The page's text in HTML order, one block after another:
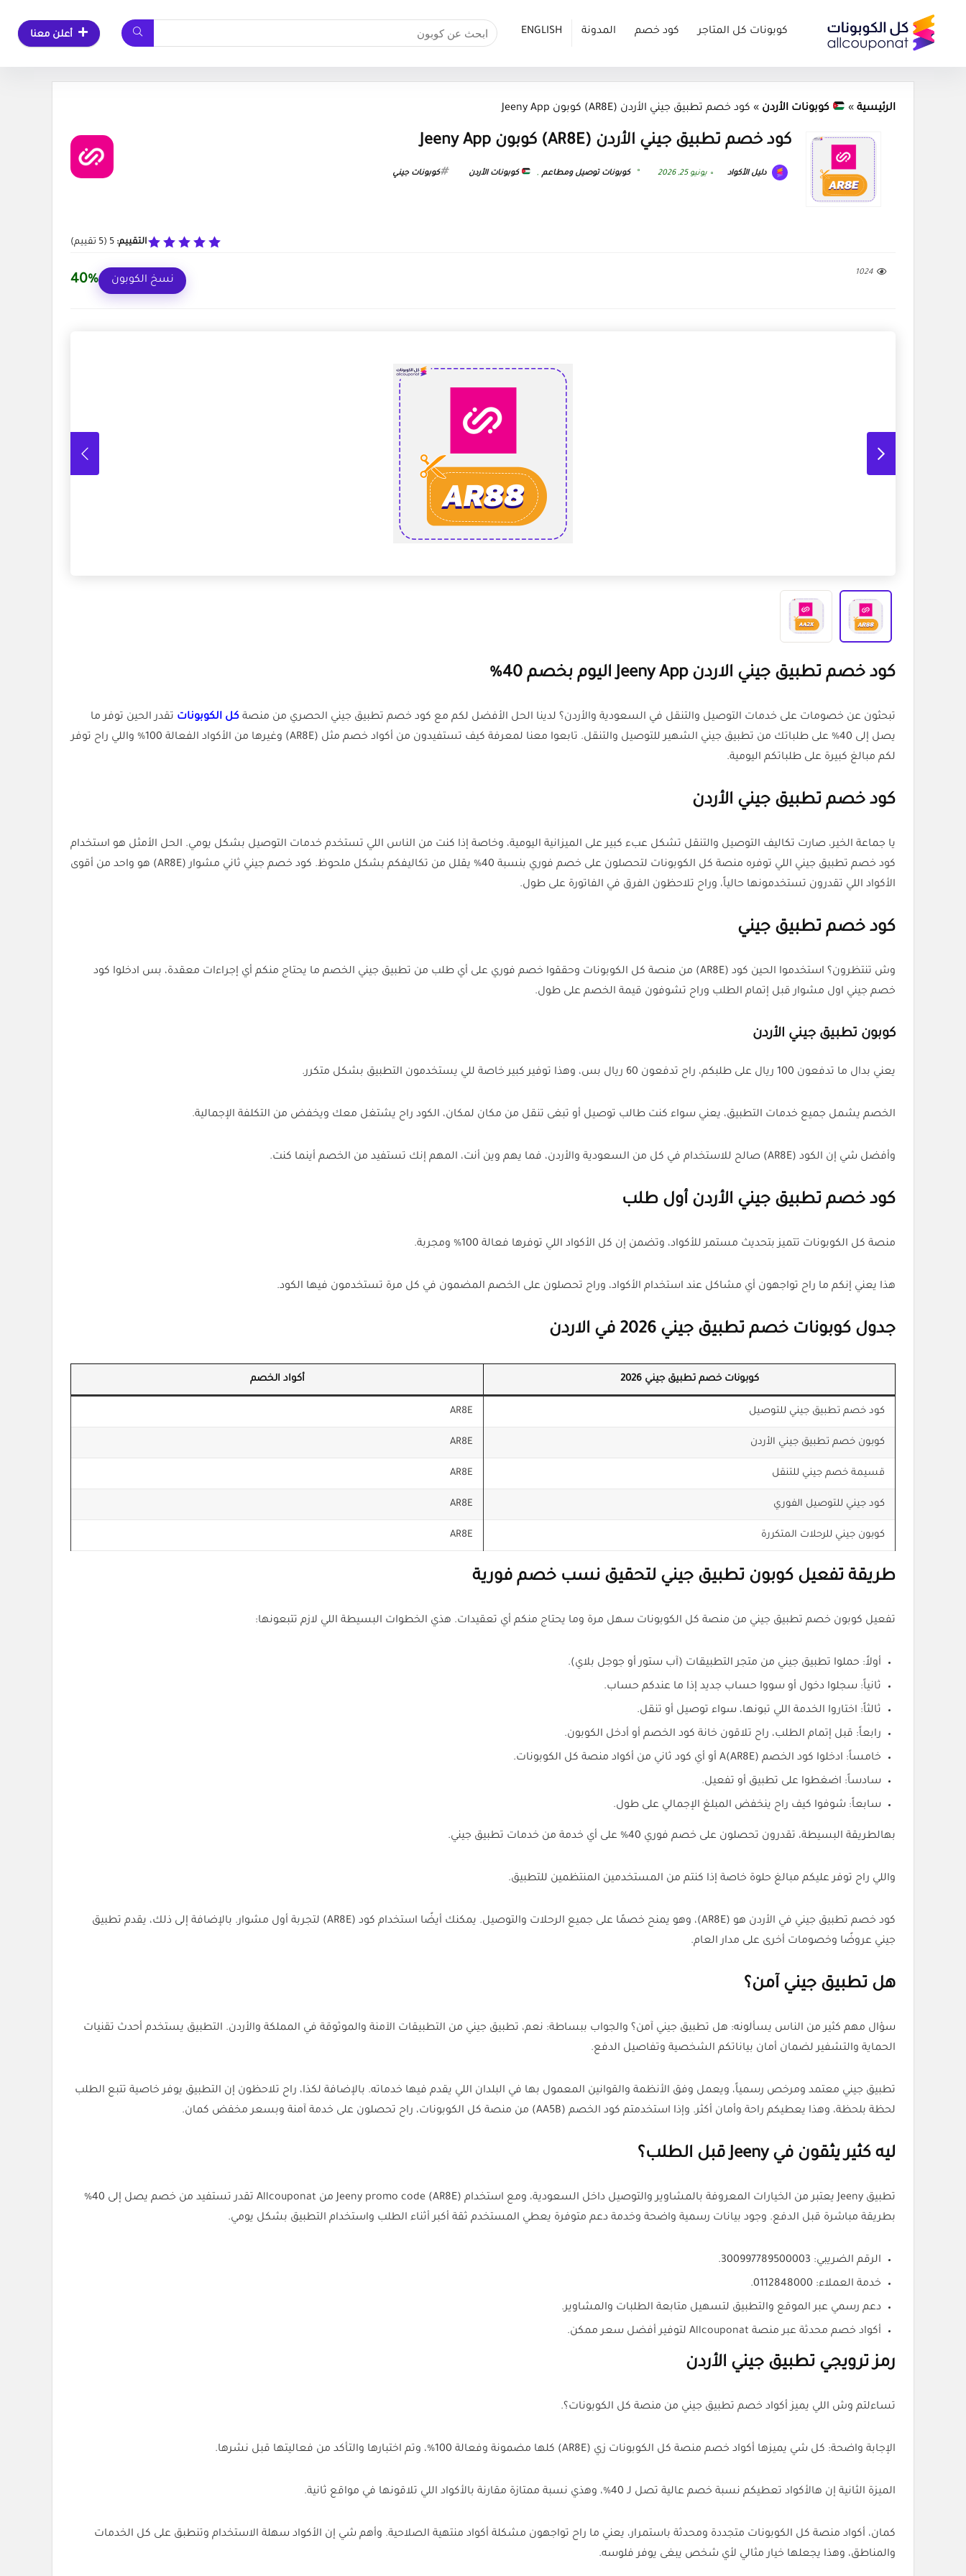
كوبونات كل المتاجر كود خصم المدونة ENGLISH أعلن معنا
الرئيسية » كوبونات الأردن » كود خصم تطبيق جيني الأردن (AR8E) كوبون Jeeny App
كود خصم تطبيق جيني الأردن (AR8E) كوبون Jeeny App
دليل الأكواد يونيو 25, 2026 كوبونات توصيل ومطاعم , كوبونات الأردن كوبونات جيني
التقييم: 5
(
5 تقييم)
1024
40% نسخ الكوبون
كود خصم تطبيق جيني الاردن Jeeny App اليوم بخصم 40%
تبحثون عن خصومات على خدمات التوصيل والتنقل في السعودية والأردن؟ لدينا الحل الأفضل لكم مع كود خصم تطبيق جيني الحصري من منصة كل الكوبونات تقدر الحين توفر ما
يصل إلى 40% على طلباتك من تطبيق جيني الشهير للتوصيل والتنقل. تابعوا معنا لمعرفة كيف تستفيدون من أكواد خصم مثل (AR8E) وغيرها من الأكواد الفعالة 100% واللي راح توفر
لكم مبالغ كبيرة على طلباتكم اليومية.
كود خصم تطبيق جيني الأردن
يا جماعة الخير، صارت تكاليف التوصيل والتنقل تشكل عبء كبير على الميزانية اليومية، وخاصة إذا كنت من الناس اللي تستخدم خدمات التوصيل بشكل يومي. الحل الأمثل هو استخدام
كود خصم تطبيق جيني اللي توفره منصة كل الكوبونات لتحصلون على خصم فوري بنسبة 40% يقلل من تكاليفكم بشكل ملحوظ. كود خصم جيني ثاني مشوار (AR8E) هو واحد من أقوى
الأكواد اللي تقدرون تستخدمونها حالياً، وراح تلاحظون الفرق في الفاتورة على طول.
كود خصم تطبيق جيني
وش تنتظرون؟ استخدموا الحين كود (AR8E) من منصة كل الكوبونات وحققوا خصم فوري على أي طلب من تطبيق جيني الخصم ما يحتاج منكم أي إجراءات معقدة، بس ادخلوا كود
خصم جيني اول مشوار قبل إتمام الطلب وراح تشوفون قيمة الخصم على طول.
كوبون تطبيق جيني الأردن
يعني بدال ما تدفعون 100 ريال على طلبكم، راح تدفعون 60 ريال بس، وهذا توفير كبير خاصة للي يستخدمون التطبيق بشكل متكرر.
الخصم يشمل جميع خدمات التطبيق، يعني سواء كنت طالب توصيل أو تبغى تنقل من مكان لمكان، الكود راح يشتغل معك ويخفض من التكلفة الإجمالية.
وأفضل شي إن الكود (AR8E) صالح للاستخدام في كل من السعودية والأردن، فما يهم وين أنت، المهم إنك تستفيد من الخصم أينما كنت.
كود خصم تطبيق جيني الأردن أول طلب
منصة كل الكوبونات تتميز بتحديث مستمر للأكواد، وتضمن إن كل الأكواد اللي توفرها فعالة 100% ومجربة.
هذا يعني إنكم ما راح تواجهون أي مشاكل عند استخدام الأكواد، وراح تحصلون على الخصم المضمون في كل مرة تستخدمون فيها الكود.
جدول كوبونات خصم تطبيق جيني 2026 في الاردن
كوبونات خصم تطبيق جيني 2026 أكواد الخصم
كود خصم تطبيق جيني للتوصيل AR8E
كوبون خصم تطبيق جيني الأردن AR8E
قسيمة خصم جيني للتنقل AR8E
كود جيني للتوصيل الفوري AR8E
كوبون جيني للرحلات المتكررة AR8E
طريقة تفعيل كوبون تطبيق جيني لتحقيق نسب خصم فورية
تفعيل كوبون خصم تطبيق جيني من منصة كل الكوبونات سهل مرة وما يحتاج منكم أي تعقيدات. هذي الخطوات البسيطة اللي لازم تتبعونها:
أولاً: حملوا تطبيق جيني من متجر التطبيقات (آب ستور أو جوجل بلاي).
ثانياً: سجلوا دخول أو سووا حساب جديد إذا ما عندكم حساب.
ثالثاً: اختاروا الخدمة اللي تبونها، سواء توصيل أو تنقل.
رابعاً: قبل إتمام الطلب، راح تلاقون خانة كود الخصم أو أدخل الكوبون.
خامساً: ادخلوا كود الخصم A(AR8E) أو أي كود ثاني من أكواد منصة كل الكوبونات.
سادساً: اضغطوا على تطبيق أو تفعيل.
سابعاً: شوفوا كيف راح ينخفض المبلغ الإجمالي على طول.
بهالطريقة البسيطة، تقدرون تحصلون على خصم فوري 40% على أي خدمة من خدمات تطبيق جيني.
واللي راح توفر عليكم مبالغ حلوة خاصة إذا كنتم من المستخدمين المنتظمين للتطبيق.
كود خصم تطبيق جيني في الأردن هو (AR8E)، وهو يمنح خصمًا على جميع الرحلات والتوصيل. يمكنك أيضًا استخدام كود (AR8E) لتجربة أول مشوار. بالإضافة إلى ذلك، يقدم تطبيق
جيني عروضًا وخصومات أخرى على مدار العام.
هل تطبيق جيني آمن؟
سؤال مهم كثير من الناس يسألونه: هل تطبيق جيني آمن؟ والجواب ببساطة: نعم، تطبيق جيني من التطبيقات الآمنة والموثوقة في المملكة والأردن. التطبيق يستخدم أحدث تقنيات
الحماية والتشفير لضمان أمان بياناتكم الشخصية وتفاصيل الدفع.
تطبيق جيني معتمد ومرخص رسمياً، ويعمل وفق الأنظمة والقوانين المعمول بها في البلدان اللي يقدم فيها خدماته. بالإضافة لكذا، راح تلاحظون إن التطبيق يوفر خاصية تتبع الطلب
لحظة بلحظة، وهذا يعطيكم راحة وأمان أكثر. وإذا استخدمتم كود الخصم (AA5B) من منصة كل الكوبونات، راح تحصلون على خدمة آمنة وبسعر مخفض كمان.
ليه كثير يثقون في Jeeny قبل الطلب؟
تطبيق Jeeny يعتبر من الخيارات المعروفة بالمشاوير والتوصيل داخل السعودية، ومع استخدام Jeeny promo code (AR8E) من Allcouponat تقدر تستفيد من خصم يصل إلى 40%
بطريقة مباشرة قبل الدفع. وجود بيانات رسمية واضحة وخدمة دعم متوفرة يعطي المستخدم ثقة أكبر أثناء الطلب واستخدام التطبيق بشكل يومي.
الرقم الضريبي: 300997789500003.
خدمة العملاء: 0112848000.
دعم رسمي عبر الموقع والتطبيق لتسهيل متابعة الطلبات والمشاوير.
أكواد خصم محدثة عبر منصة Allcouponat لتوفير أفضل سعر ممكن.
رمز ترويجي تطبيق جيني الأردن
تساءلتم وش اللي يميز أكواد خصم تطبيق جيني من منصة كل الكوبونات؟.
الإجابة واضحة: كل شي يميزها أكواد خصم منصة كل الكوبونات زي (AR8E) كلها مضمونة وفعالة 100%، وتم اختبارها والتأكد من فعاليتها قبل نشرها.
الميزة الثانية إن هالأكواد تعطيكم نسبة خصم عالية تصل لـ 40%، وهذي نسبة ممتازة مقارنة بالأكواد اللي تلاقونها في مواقع ثانية.
كمان، أكواد منصة كل الكوبونات متجددة ومحدثة باستمرار، يعني ما راح تواجهون مشكلة أكواد منتهية الصلاحية. وأهم شي إن الأكواد سهلة الاستخدام وتنطبق على كل الخدمات
والمناطق، وهذا يجعلها خيار مثالي لأي شخص يبغى يوفر فلوسه.